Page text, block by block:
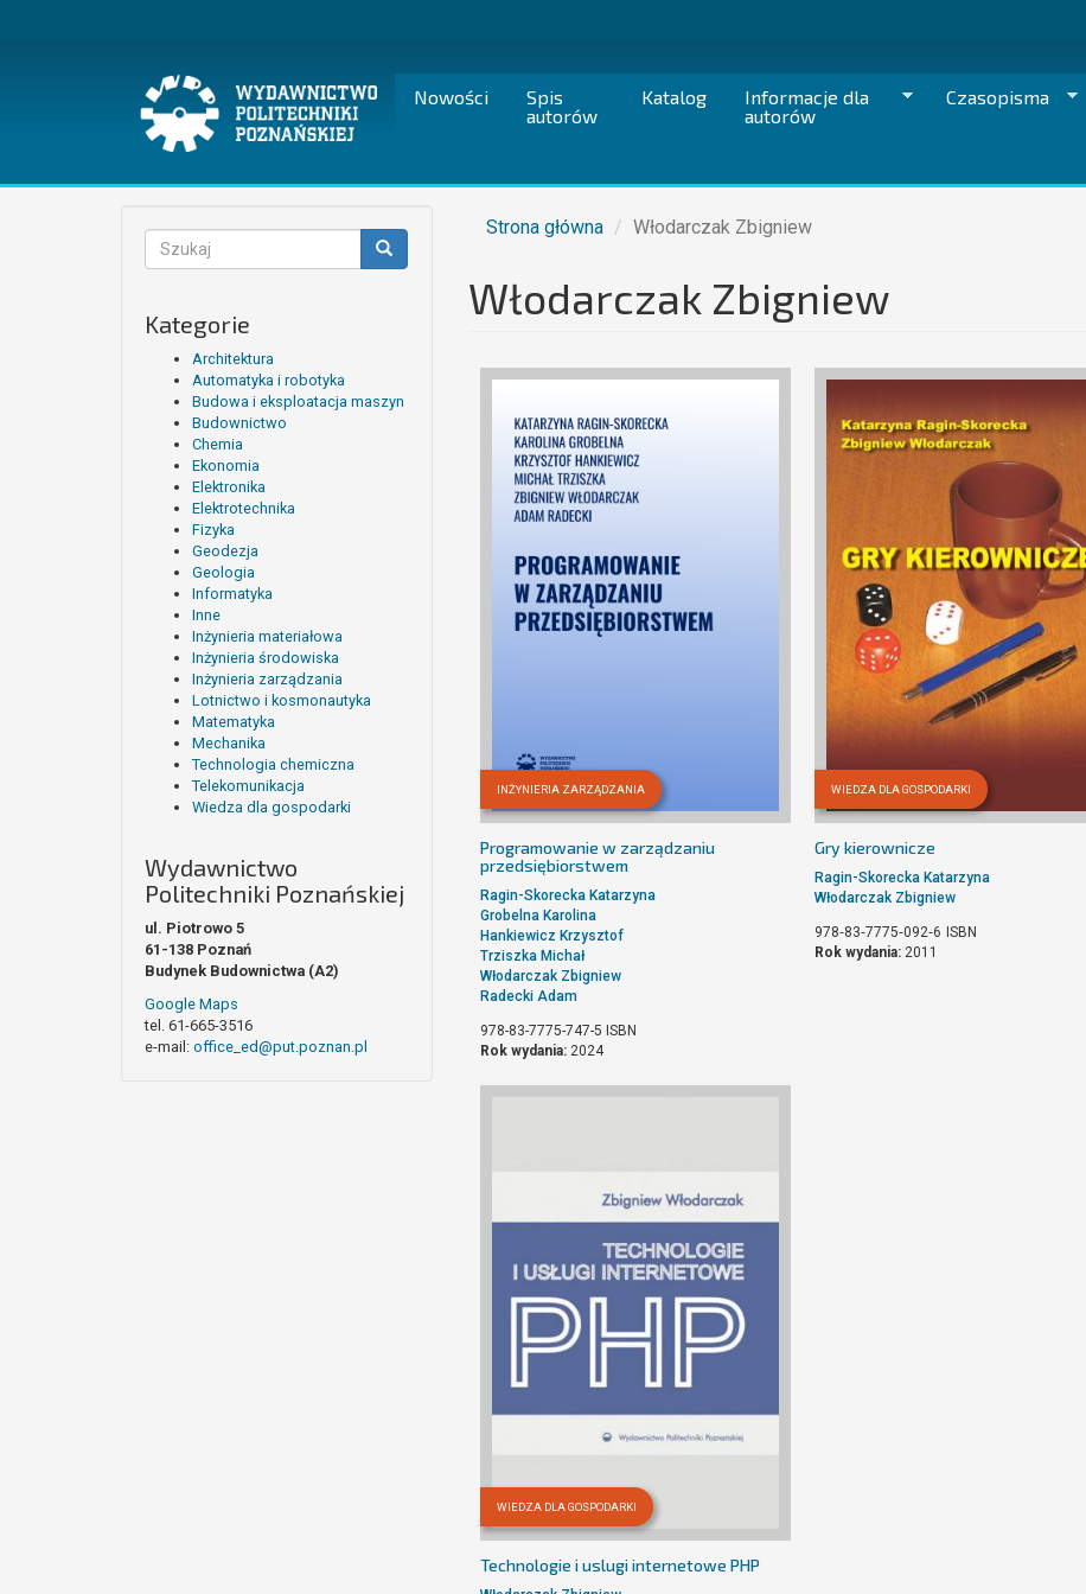
Nowości
Spis
autorów
Katalog
Informacje dla
autorów
Czasopisma
Formularz
wyszukiwania
Kategorie
Architektura
Automatyka i robotyka
Budowa i eksploatacja maszyn
Budownictwo
Chemia
Ekonomia
Elektronika
Elektrotechnika
Fizyka
Geodezja
Geologia
Informatyka
Inne
Inżynieria materiałowa
Inżynieria środowiska
Inżynieria zarządzania
Lotnictwo i kosmonautyka
Matematyka
Mechanika
Technologia chemiczna
Telekomunikacja
Wiedza dla gospodarki
Wydawnictwo
Politechniki Poznańskiej
ul. Piotrowo 5
61-138 Poznań
Budynek Budownictwa (A2)
Google Maps
tel. 61-665-3516
e-mail: office_ed@put.poznan.pl
Strona główna Włodarczak Zbigniew
Włodarczak Zbigniew
INŻYNIERIA ZARZĄDZANIA
Programowanie w zarządzaniu
przedsiębiorstwem
Ragin-Skorecka Katarzyna
Grobelna Karolina
Hankiewicz Krzysztof
Trziszka Michał
Włodarczak Zbigniew
Radecki Adam
978-83-7775-747-5 ISBN
Rok wydania: 2024
WIEDZA DLA GOSPODARKI
Gry kierownicze
Ragin-Skorecka Katarzyna
Włodarczak Zbigniew
978‐83‐7775‐092‐6 ISBN
Rok wydania: 2011
WIEDZA DLA GOSPODARKI
Technologie i uslugi internetowe PHP